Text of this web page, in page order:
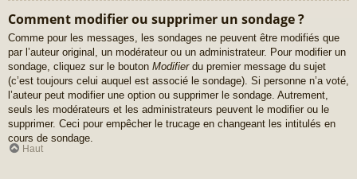
Comment modifier ou supprimer un sondage ?
Comme pour les messages, les sondages ne peuvent être modifiés que
par l’auteur original, un modérateur ou un administrateur. Pour modifier un
sondage, cliquez sur le bouton Modifierdu premier message du sujet
(c’est toujours celui auquel est associé le sondage). Si personne n’a voté,
l’auteur peut modifier une option ou supprimer le sondage. Autrement,
seuls les modérateurs et les administrateurs peuvent le modifier ou le
supprimer. Ceci pour empêcher le trucage en changeant les intitulés en
cours de sondage.
Haut